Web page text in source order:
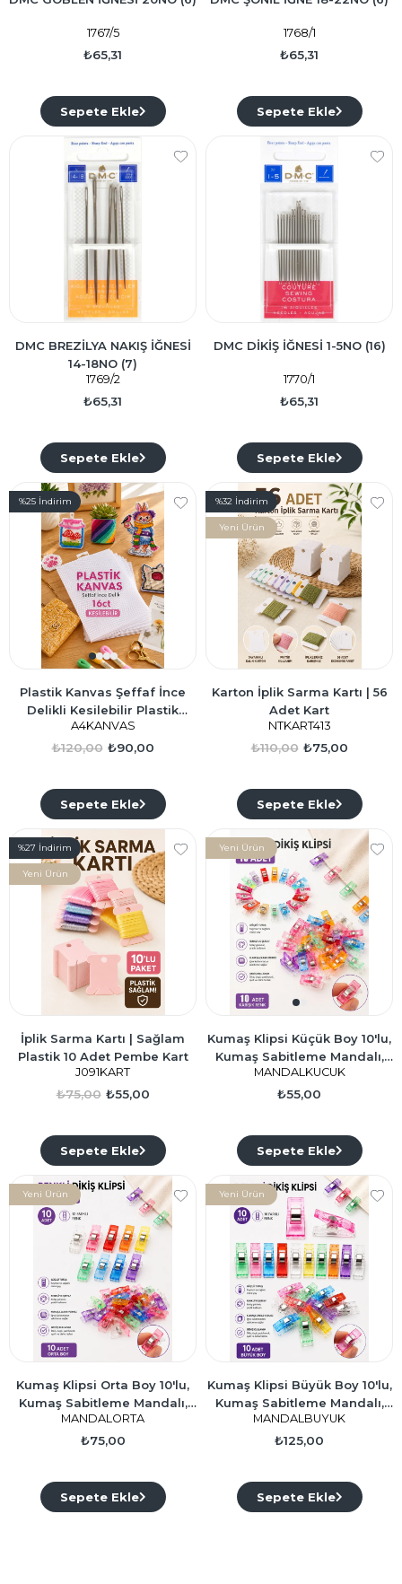
1767/5
₺65,31
Sepete Ekle
1768/1
₺65,31
Sepete Ekle
DMC BREZİLYA NAKIŞ İĞNESİ
14-18NO (7)
1769/2
₺65,31
Sepete Ekle
DMC DİKİŞ İĞNESİ 1-5NO (16)
1770/1
₺65,31
Sepete Ekle
Plastik Kanvas Şeffaf İnce
Delikli Kesilebilir Plastik
Etamin 16ct
A4KANVAS
₺90,00
₺120,00
Sepete Ekle
%25 İndirim
Karton İplik Sarma Kartı | 56
Adet Kart
NTKART413
₺75,00
₺110,00
Sepete Ekle
%32 İndirim
Yeni Ürün
İplik Sarma Kartı | Sağlam
Plastik 10 Adet Pembe Kart
J091KART
₺55,00
₺75,00
Sepete Ekle
%27 İndirim
Yeni Ürün
Kumaş Klipsi Küçük Boy 10'lu,
Kumaş Sabitleme Mandalı,
Patchwork Klipsi
MANDALKUCUK
₺55,00
Sepete Ekle
Yeni Ürün
Kumaş Klipsi Orta Boy 10'lu,
Kumaş Sabitleme Mandalı,
Patchwork Klipsi
MANDALORTA
₺75,00
Sepete Ekle
Yeni Ürün
Kumaş Klipsi Büyük Boy 10'lu,
Kumaş Sabitleme Mandalı,
Patchwork Klipsi
MANDALBUYUK
₺125,00
Sepete Ekle
Yeni Ürün